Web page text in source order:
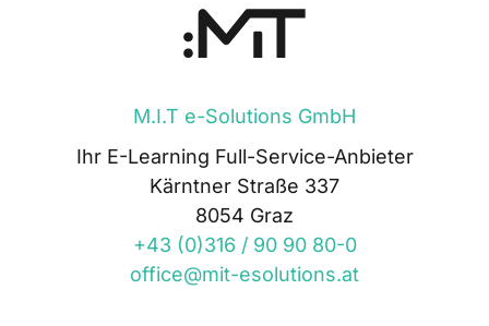
M.I.T e-Solutions GmbH
Ihr E-Learning Full-Service-Anbieter
Kärntner Straße 337
8054 Graz
+43 (0)316 / 90 90 80-0
office@mit-esolutions.at